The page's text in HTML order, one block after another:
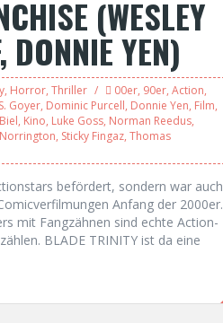
(WESLEY
DONNIE YEN)
, Horror, Thriller 00er, 90er, Action,
Goyer, Dominic Purcell, Donnie Yen, Film,
, Kino, Luke Goss, Norman Reedus,
, Sticky Fingaz, Thomas
befördert, sondern war auch
Anfang der 2000er.
mit Fangzähnen sind echte Action-
BLADE TRINITY ist da eine